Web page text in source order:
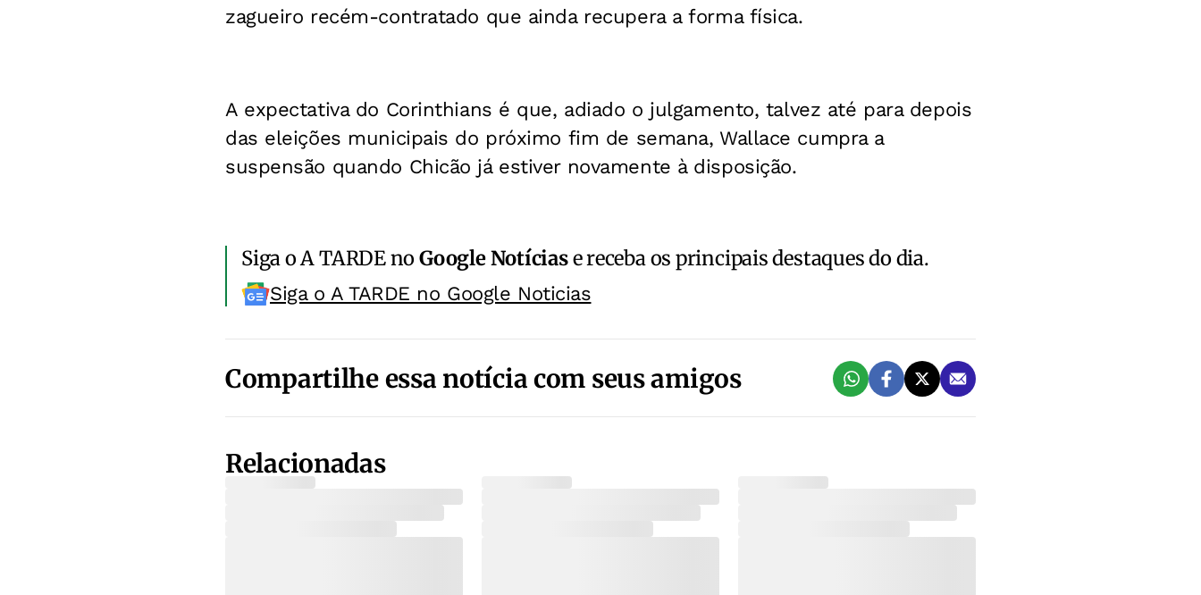
zagueiro recém-contratado que ainda recupera a forma física.
A expectativa do Corinthians é que, adiado o julgamento, talvez até para depois
das eleições municipais do próximo fim de semana, Wallace cumpra a
suspensão quando Chicão já estiver novamente à disposição.
Siga o A TARDE noGoogle Notíciase receba os principais destaques do dia.
Siga o A TARDE no Google Noticias
Compartilhe essa notícia com seus amigos
Relacionadas